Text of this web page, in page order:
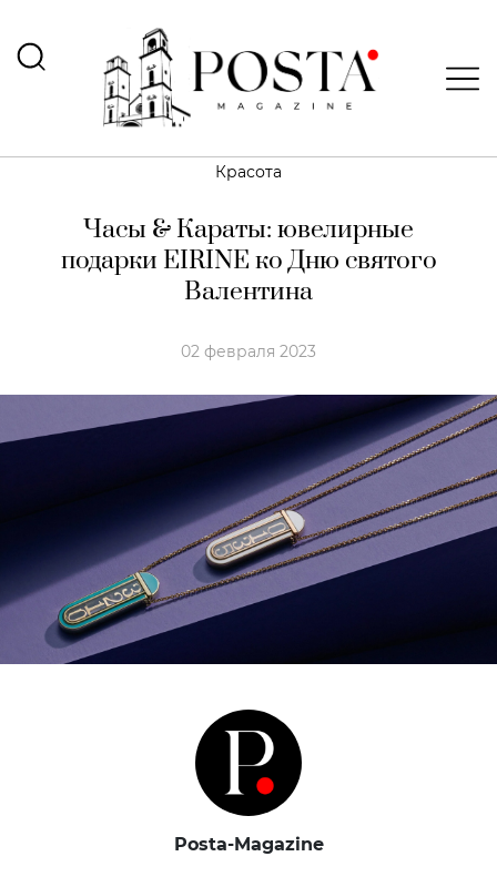
Красота
Часы & Караты: ювелирные
подарки EIRINE ко Дню святого
Валентина
02 февраля 2023
Posta-Magazine